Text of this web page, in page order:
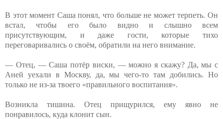
В этот момент Саша понял, что больше не может терпеть. Он
встал, чтобы его было видно и слышно всем
присутствующим, и даже гости, которые тихо
переговаривались о своём, обратили на него внимание.
— Отец, — Саша потёр виски, — можно я скажу? Да, мы с
Аней уехали в Москву, да, мы чего-то там добились. Но
только не из-за твоего «правильного воспитания».
Возникла тишина. Отец прищурился, ему явно не
понравилось, куда клонит сын.